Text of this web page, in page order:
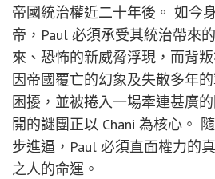
帝國統治權近二十年後。 如今
帝，Paul 必須承受其統治帶來
來、恐怖的新威脅浮現，而背
因帝國覆亡的幻象及失散多年
困擾，並被捲入一場牽連甚廣
開的謎團正以 Chani 為核心。
步進逼，Paul 必須直面權力的
之人的命運。